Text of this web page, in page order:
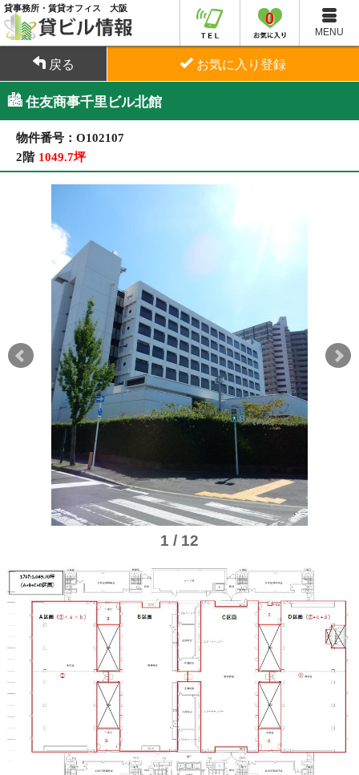
貸事務所・賃貸オフィス 大阪
MENU
0
戻る お気に入り登録
住友商事千里ビル北館
物件番号：O102107
2階 1049.7坪
1 / 12